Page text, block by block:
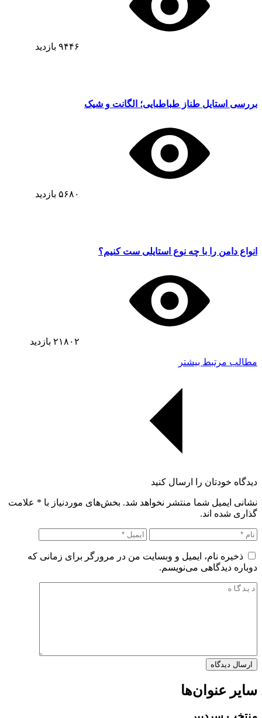
۹۴۴۶ بازدید
بررسی استایل طناز طباطبایی؛ الگانت و شیک
۵۶۸۰ بازدید
انواع دامن را با چه نوع استایلی ست کنیم؟
۲۱۸۰۲ بازدید
مطالب مرتبط بیشتر
دیدگاه خودتان را ارسال کنید
نشانی ایمیل شما منتشر نخواهد شد. بخش‌های موردنیاز با * علامت
گذاری شده اند.
ذخیره نام، ایمیل و وبسایت من در مرورگر برای زمانی که
دوباره دیدگاهی می‌نویسم.
سایر عنوان‌ها